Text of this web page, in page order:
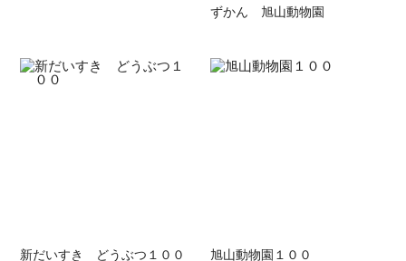
ずかん 旭山動物園
新だいすき どうぶつ１００ 旭山動物園１００